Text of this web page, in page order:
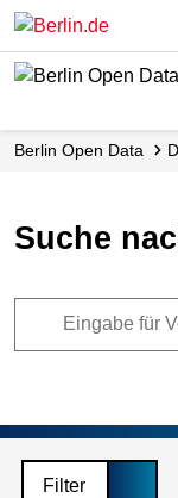
Skip
main
Berlin Open Data
Suche
Filter